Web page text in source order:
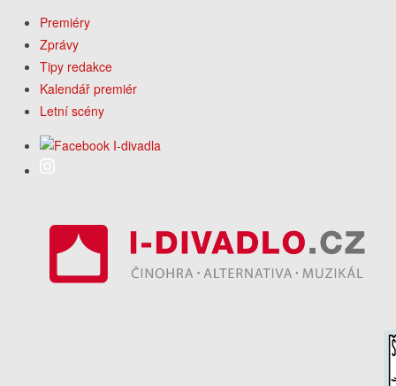
Premiéry
Zprávy
Tipy redakce
Kalendář premiér
Letní scény